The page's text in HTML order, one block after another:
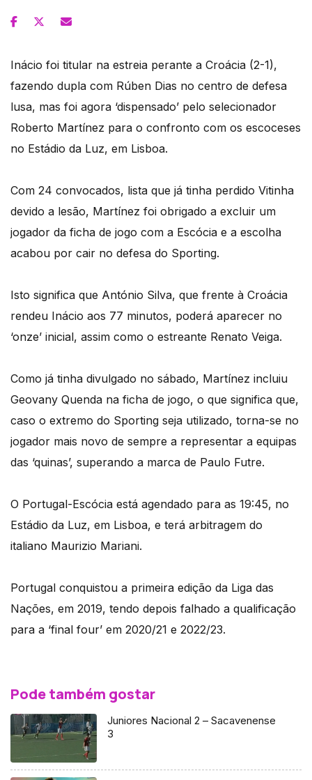
Inácio foi titular na estreia perante a Croácia (2-1),
fazendo dupla com Rúben Dias no centro de defesa
lusa, mas foi agora ‘dispensado’ pelo selecionador
Roberto Martínez para o confronto com os escoceses
no Estádio da Luz, em Lisboa.
Com 24 convocados, lista que já tinha perdido Vitinha
devido a lesão, Martínez foi obrigado a excluir um
jogador da ficha de jogo com a Escócia e a escolha
acabou por cair no defesa do Sporting.
Isto significa que António Silva, que frente à Croácia
rendeu Inácio aos 77 minutos, poderá aparecer no
‘onze’ inicial, assim como o estreante Renato Veiga.
Como já tinha divulgado no sábado, Martínez incluiu
Geovany Quenda na ficha de jogo, o que significa que,
caso o extremo do Sporting seja utilizado, torna-se no
jogador mais novo de sempre a representar a equipas
das ‘quinas’, superando a marca de Paulo Futre.
O Portugal-Escócia está agendado para as 19:45, no
Estádio da Luz, em Lisboa, e terá arbitragem do
italiano Maurizio Mariani.
Portugal conquistou a primeira edição da Liga das
Nações, em 2019, tendo depois falhado a qualificação
para a ‘final four’ em 2020/21 e 2022/23.
Pode também gostar
Juniores Nacional 2 – Sacavenense
3